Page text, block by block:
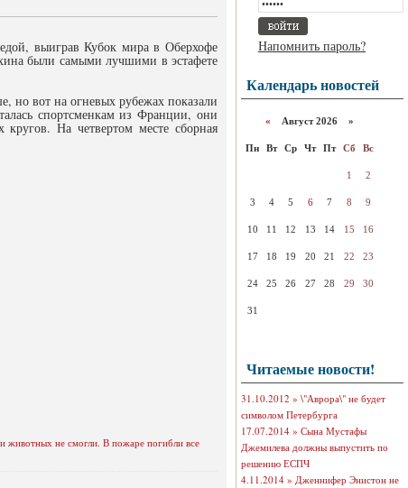
выиграв Кубок мира в Оберхофе
были самыми лучшими в эстафете
но вот на огневых рубежах показали
спортсменкам из Франции, они
На четвертом месте сборная
животных не смогли. В пожаре погибли все
Напомнить пароль?
Календарь новостей
« Август 2026 »
Пн Вт Ср Чт Пт Сб Вс
1 2
3 4 5 6 7 8 9
10 11 12 13 14 15 16
17 18 19 20 21 22 23
24 25 26 27 28 29 30
31
Читаемые новости!
31.10.2012 » \"Аврора\" не будет
символом Петербурга
17.07.2014 » Сына Мустафы
Джемилева должны выпустить по
решению ЕСПЧ
4.11.2014 » Дженнифер Энистон не